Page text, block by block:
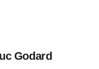
Godard